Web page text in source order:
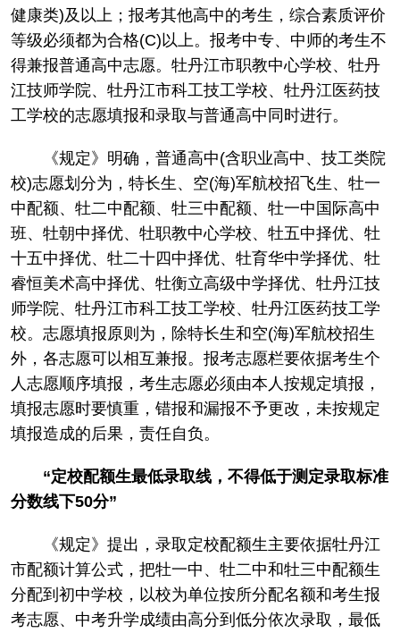
健康类)及以上；报考其他高中的考生，综合素质评价
等级必须都为合格(C)以上。报考中专、中师的考生不
得兼报普通高中志愿。牡丹江市职教中心学校、牡丹
江技师学院、牡丹江市科工技工学校、牡丹江医药技
工学校的志愿填报和录取与普通高中同时进行。
《规定》明确，普通高中(含职业高中、技工类院
校)志愿划分为，特长生、空(海)军航校招飞生、牡一
中配额、牡二中配额、牡三中配额、牡一中国际高中
班、牡朝中择优、牡职教中心学校、牡五中择优、牡
十五中择优、牡二十四中择优、牡育华中学择优、牡
睿恒美术高中择优、牡衡立高级中学择优、牡丹江技
师学院、牡丹江市科工技工学校、牡丹江医药技工学
校。志愿填报原则为，除特长生和空(海)军航校招生
外，各志愿可以相互兼报。报考志愿栏要依据考生个
人志愿顺序填报，考生志愿必须由本人按规定填报，
填报志愿时要慎重，错报和漏报不予更改，未按规定
填报造成的后果，责任自负。
“定校配额生最低录取线，不得低于测定录取标准
分数线下50分”
《规定》提出，录取定校配额生主要依据牡丹江
市配额计算公式，把牡一中、牡二中和牡三中配额生
分配到初中学校，以校为单位按所分配名额和考生报
考志愿、中考升学成绩由高分到低分依次录取，最低